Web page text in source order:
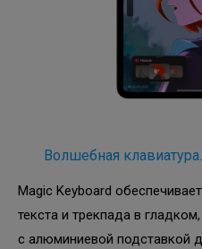
Волшебная
Magic Keyboard
текста и трекпада в
с алюминиевой подставкой